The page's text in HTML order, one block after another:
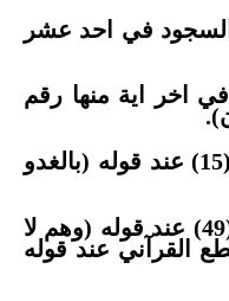
السجود في احد عشر
اخر اية منها رقم
2- في سورة الرعد اية (15) عند قوله (بالغدو
3- في سورة النحل اية (49) عند قوله (وهم لا
القرآني عند قوله